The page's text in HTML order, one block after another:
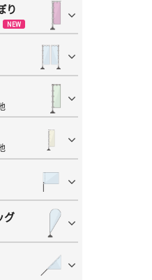
り
NEW
グ